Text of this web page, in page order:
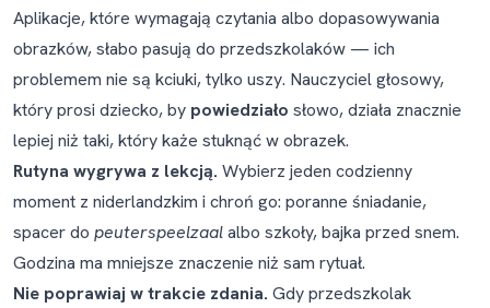
Aplikacje, które wymagają czytania albo dopasowywania
obrazków, słabo pasują do przedszkolaków — ich
problemem nie są kciuki, tylko uszy. Nauczyciel głosowy,
który prosi dziecko, by powiedziało słowo, działa znacznie
lepiej niż taki, który każe stuknąć w obrazek.
Rutyna wygrywa z lekcją. Wybierz jeden codzienny
moment z niderlandzkim i chroń go: poranne śniadanie,
spacer do peuterspeelzaalalbo szkoły, bajka przed snem.
Godzina ma mniejsze znaczenie niż sam rytuał.
Nie poprawiaj w trakcie zdania. Gdy przedszkolak